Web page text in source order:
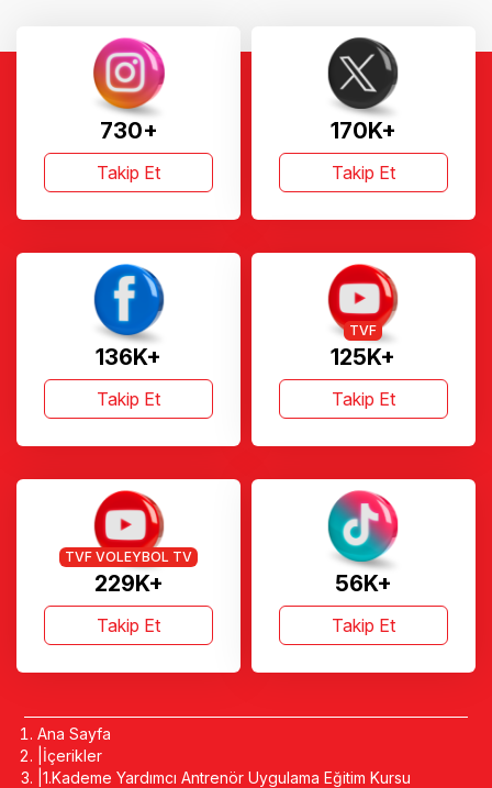
730+
Takip Et
170K+
Takip Et
136K+
Takip Et
125K+
TVF
Takip Et
229K+
TVF VOLEYBOL TV
Takip Et
56K+
Takip Et
Ana Sayfa
İçerikler
1.Kademe Yardımcı Antrenör Uygulama Eğitim Kursu